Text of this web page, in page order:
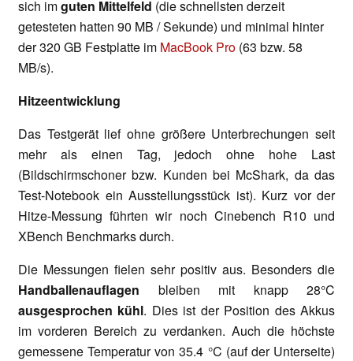
sich imguten Mittelfeld (die schnellsten derzeit
getesteten hatten 90 MB / Sekunde) und minimal hinter
der 320 GB Festplatte im MacBook Pro (63 bzw. 58
MB/s).
Hitzeentwicklung
Das Testgerät lief ohne größere Unterbrechungen seit
mehr als einen Tag, jedoch ohne hohe Last
(Bildschirmschoner bzw. Kunden bei McShark, da das
Test-Notebook ein Ausstellungsstück ist). Kurz vor der
Hitze-Messung führten wir noch Cinebench R10 und
XBench Benchmarks durch.
Die Messungen fielen sehr positiv aus. Besonders die
Handballenauflagen bleiben mit knapp 28°C
ausgesprochen kühl. Dies ist der Position des Akkus
im vorderen Bereich zu verdanken. Auch die höchste
gemessene Temperatur von 35.4 °C (auf der Unterseite)